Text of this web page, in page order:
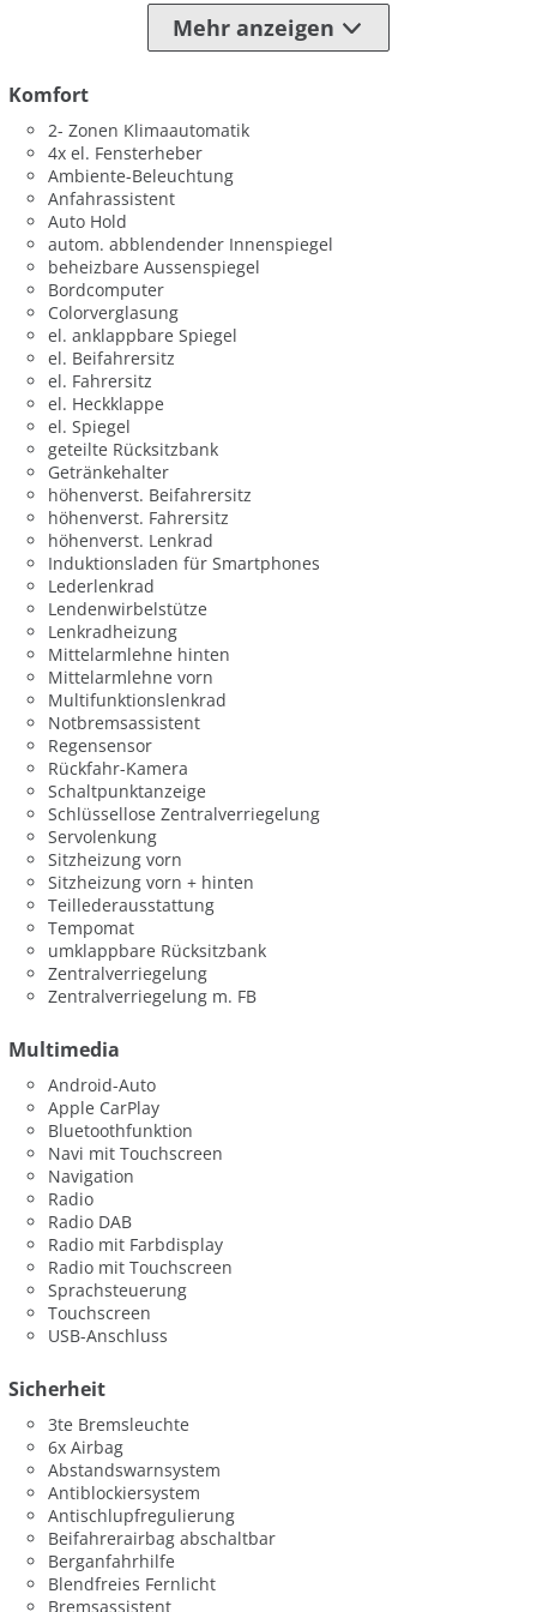
Mehr anzeigen
Komfort
2- Zonen Klimaautomatik
4x el. Fensterheber
Ambiente-Beleuchtung
Anfahrassistent
Auto Hold
autom. abblendender Innenspiegel
beheizbare Aussenspiegel
Bordcomputer
Colorverglasung
el. anklappbare Spiegel
el. Beifahrersitz
el. Fahrersitz
el. Heckklappe
el. Spiegel
geteilte Rücksitzbank
Getränkehalter
höhenverst. Beifahrersitz
höhenverst. Fahrersitz
höhenverst. Lenkrad
Induktionsladen für Smartphones
Lederlenkrad
Lendenwirbelstütze
Lenkradheizung
Mittelarmlehne hinten
Mittelarmlehne vorn
Multifunktionslenkrad
Notbremsassistent
Regensensor
Rückfahr-Kamera
Schaltpunktanzeige
Schlüssellose Zentralverriegelung
Servolenkung
Sitzheizung vorn
Sitzheizung vorn + hinten
Teillederausstattung
Tempomat
umklappbare Rücksitzbank
Zentralverriegelung
Zentralverriegelung m. FB
Multimedia
Android-Auto
Apple CarPlay
Bluetoothfunktion
Navi mit Touchscreen
Navigation
Radio
Radio DAB
Radio mit Farbdisplay
Radio mit Touchscreen
Sprachsteuerung
Touchscreen
USB-Anschluss
Sicherheit
3te Bremsleuchte
6x Airbag
Abstandswarnsystem
Antiblockiersystem
Antischlupfregulierung
Beifahrerairbag abschaltbar
Berganfahrhilfe
Blendfreies Fernlicht
Bremsassistent